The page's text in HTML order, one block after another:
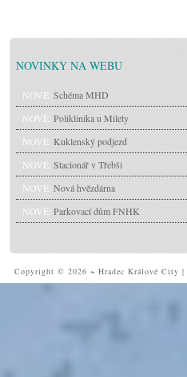
NOVINKY NA WEBU
NOVÉ: Schéma MHD
NOVÉ: Poliklinika u Milety
NOVÉ: Kuklenský podjezd
NOVÉ: Stacionář v Třebši
NOVÉ: Nová hvězdárna
NOVÉ: Parkovací dům FNHK
Copyright © 2026 ~ Hradec Králové City |